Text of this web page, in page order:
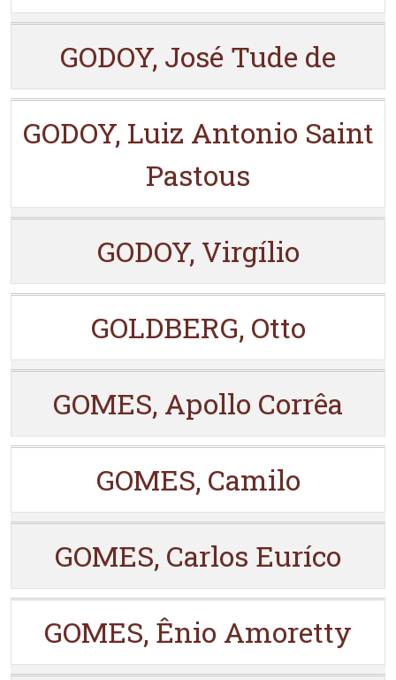
GODOY, José Tude de
GODOY, Luiz Antonio Saint
Pastous
GODOY, Virgílio
GOLDBERG, Otto
GOMES, Apollo Corrêa
GOMES, Camilo
GOMES, Carlos Euríco
GOMES, Ênio Amoretty